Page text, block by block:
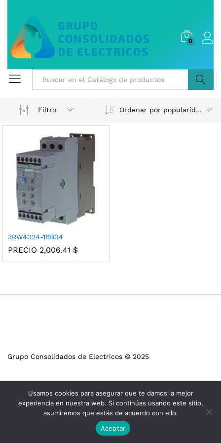
0
Filtro
Ordenar por popularidad
3RW4024-1BB04
PRECIO 2,006.41 $
Grupo Consolidados de Electricos © 2025
Usamos cookies para asegurar que te damos la mejor
experiencia en nuestra web. Si continúas usando este sitio,
asumiremos que estás de acuerdo con ello.
Aceptar